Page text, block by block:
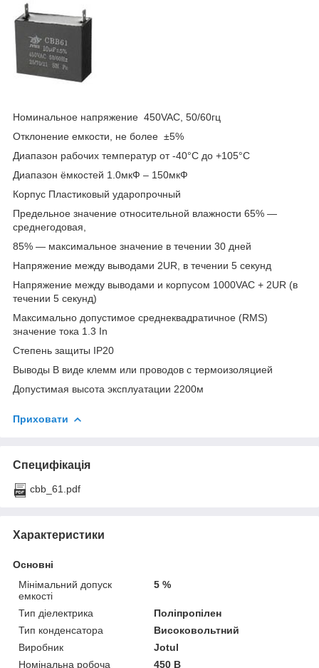
Номинальное напряжение 450VAC, 50/60гц
Отклонение емкости, не более ±5%
Диапазон рабочих температур от -40°С до +105°С
Диапазон ёмкостей 1.0мкФ – 150мкФ
Корпус Пластиковый ударопрочный
Предельное значение относительной влажности 65% ―
среднегодовая,
85% ― максимальное значение в течении 30 дней
Напряжение между выводами 2UR, в течении 5 секунд
Напряжение между выводами и корпусом 1000VAC + 2UR (в
течении 5 секунд)
Максимально допустимое среднеквадратичное (RMS)
значение тока 1.3 In
Степень защиты IP20
Выводы В виде клемм или проводов с термоизоляцией
Допустимая высота эксплуатации 2200м
Приховати
Специфікація
cbb_61.pdf
Характеристики
Основні
Мінімальний допуск
емкості
5 %
Тип діелектрика
Поліпропілен
Тип конденсатора
Високовольтний
Виробник
Jotul
Номінальна робоча
450 В